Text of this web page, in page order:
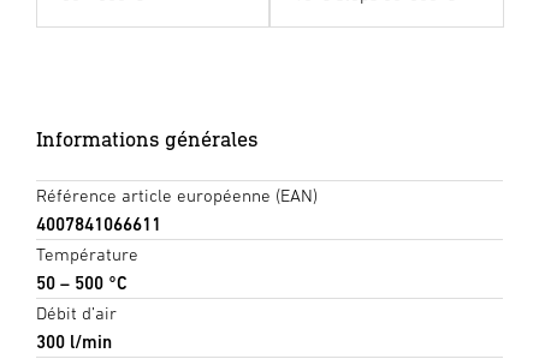
Informations générales
Référence article européenne (EAN)
4007841066611
Température
50 – 500 °C
Débit d’air
300 l/min